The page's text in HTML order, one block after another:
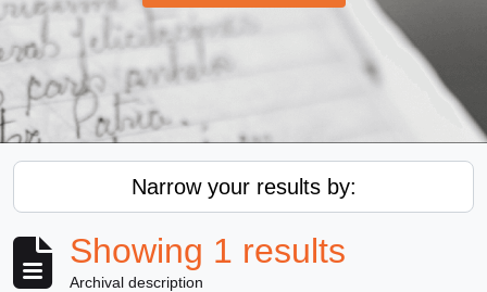
Narrow your results by:
Showing 1 results
Archival description